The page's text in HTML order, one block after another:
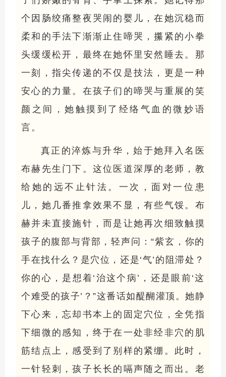
个因肠绞痛整夜哭闹的婴儿，在她沉稳而
柔和的手法下渐渐止住啼哭，攥紧的小拳
头缓缓松开，最终在她怀里安然睡去。那
一刻，指尖传递的不仅是技法，更是一种
安心的力量。在孩子们的啼哭与重展的笑
颜之间，她触摸到了经络气血的微妙语
言。
真正的淬炼与升华，始于她拜入名医
布赫先生门下。这位医道深厚的老师，教
给她的远不止针法。一次，面对一位患
儿，她几番推拿效果不显，有些气馁。布
赫并未直接施针，而是让她再次细致触摸
孩子的腹部与背部，轻声问：“紫玄，你的
手在找什么？是穴位，还是‘气’的阻滞处？
你的心，是想着‘治这个病’，还是眼前‘这
个难受的孩子’？”这番话如醍醐灌顶。她静
下心来，忘却书本上的固定穴位，全凭指
下细微的感知，终于在一处非经非穴的肌
筋结点上，感受到了别样的紧绷。此时，
一针轻刺，孩子长长的嗝声随之而出。老